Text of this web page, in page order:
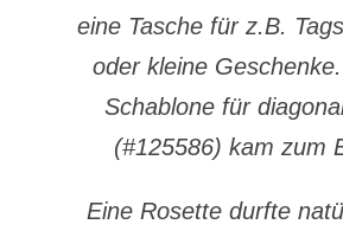
eine Tasche für z.B.
oder kleine
Schablone für
(#125586) kam zum
Eine Rosette durfte